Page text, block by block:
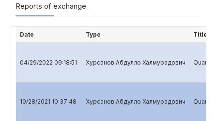
Reports of exchange
Date Type Title
04/29/2022 09:18:51 Хурсанов Абдулло Халмурадович
10/28/2021 10:37:48 Хурсанов Абдулло Халмурадович